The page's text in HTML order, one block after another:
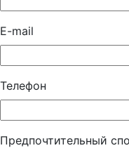
E-mail
Телефон
Предпочтительный